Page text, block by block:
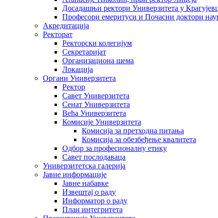
Досадашњи ректори Универзитета у
Професори емеритуси и Почасни доктори
Акредитација
Ректорат
Ректорски колегијум
Секретаријат
Организациона шема
Локација
Органи Универзитета
Ректор
Савет Универзитета
Сенат Универзитета
Већа Универзитета
Комисије Универзитета
Комисија за претходна питања
Комисија за обезбеђење квалитета
Одбор за професионалну етику
Савет послодаваца
Универзитетска галерија
Јавне информације
Јавне набавке
Извештај о раду
Информатор о раду
План интегритета